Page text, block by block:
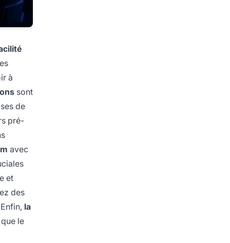
à
sont
de
pré-
avec
et
des
la
le